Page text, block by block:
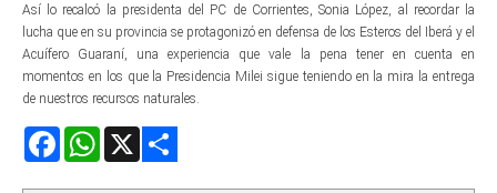
Así lo recalcó la presidenta del PC de Corrientes, Sonia López, al recordar la
lucha que en su provincia se protagonizó en defensa de los Esteros del Iberá y el
Acuífero Guaraní, una experiencia que vale la pena tener en cuenta en
momentos en los que la Presidencia Milei sigue teniendo en la mira la entrega
de nuestros recursos naturales.
FacebookWhatsApp